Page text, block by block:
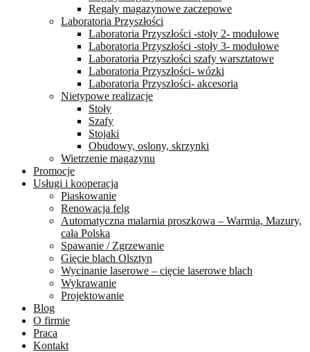
Regały magazynowe zaczepowe
Laboratoria Przyszłości
Laboratoria Przyszłości -stoły 2- modułowe
Laboratoria Przyszłości -stoły 3- modułowe
Laboratoria Przyszłości szafy warsztatowe
Laboratoria Przyszłości- wózki
Laboratoria Przyszłości- akcesoria
Nietypowe realizacje
Stoły
Szafy
Stojaki
Obudowy, oslony, skrzynki
Wietrzenie magazynu
Promocje
Usługi i kooperacja
Piaskowanie
Renowacja felg
Automatyczna malarnia proszkowa – Warmia, Mazury,
cała Polska
Spawanie / Zgrzewanie
Gięcie blach Olsztyn
Wycinanie laserowe – cięcie laserowe blach
Wykrawanie
Projektowanie
Blog
O firmie
Praca
Kontakt